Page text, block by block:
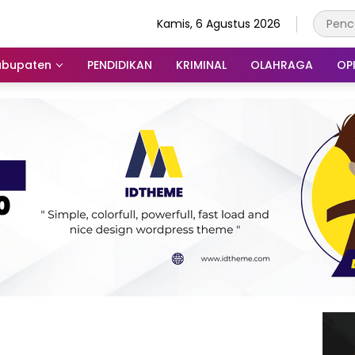
Kamis, 6 Agustus 2026
PENDIDIKAN KRIMINAL OLAHRAGA